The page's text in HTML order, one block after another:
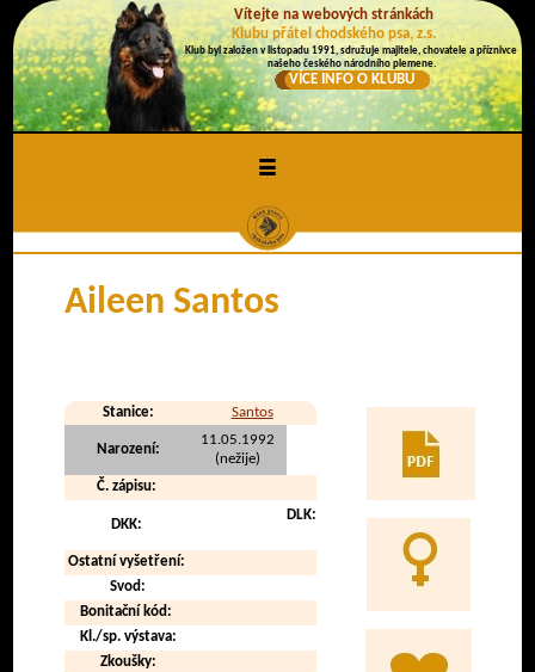
Vítejte na webových stránkách
Klubu přátel chodského psa, z.s.
Klub byl založen v listopadu 1991, sdružuje majitele, chovatele a příznivce
našeho českého národního plemene.
VÍCE INFO O KLUBU
≡
Aileen Santos
Stanice: Santos
Narození:
11.05.1992
(nežije)
Č. zápisu:
DKK:
DLK:
Ostatní vyšetření:
Svod:
Bonitační kód:
Kl./sp. výstava:
Zkoušky: